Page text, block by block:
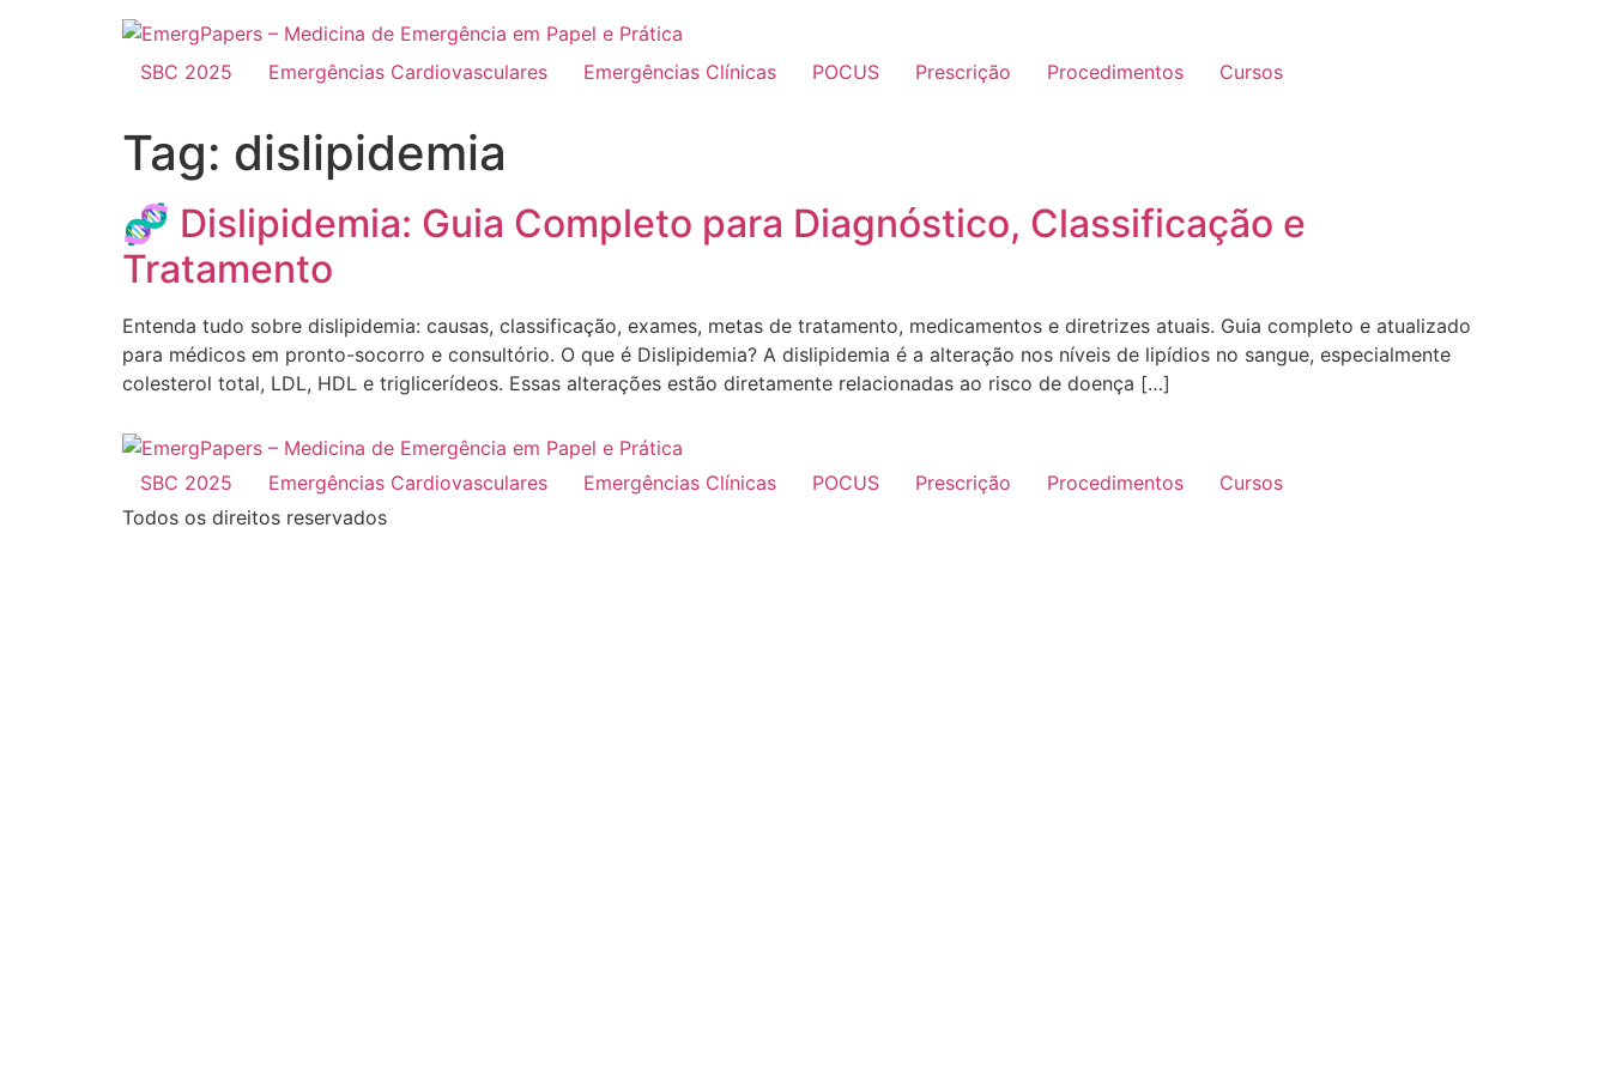
SBC 2025 Emergências Cardiovasculares Emergências Clínicas POCUS Prescrição Procedimentos Cursos
Tag: dislipidemia
🧬 Dislipidemia: Guia Completo para Diagnóstico, Classificação e
Tratamento
Entenda tudo sobre dislipidemia: causas, classificação, exames, metas de tratamento, medicamentos e diretrizes atuais. Guia completo e atualizado
para médicos em pronto-socorro e consultório. O que é Dislipidemia? A dislipidemia é a alteração nos níveis de lipídios no sangue, especialmente
colesterol total, LDL, HDL e triglicerídeos. Essas alterações estão diretamente relacionadas ao risco de doença […]
SBC 2025 Emergências Cardiovasculares Emergências Clínicas POCUS Prescrição Procedimentos
Cursos
Todos os direitos reservados